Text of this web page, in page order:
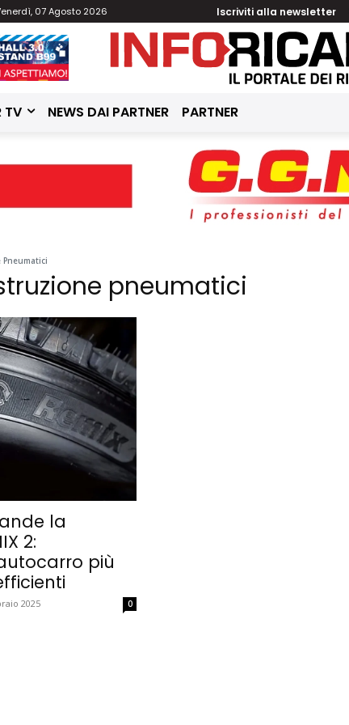
07 Agosto 2026 Iscriviti alla newsletter
TV NEWS DAI PARTNER PARTNER
pneumatici
la
2:
più
2025 0